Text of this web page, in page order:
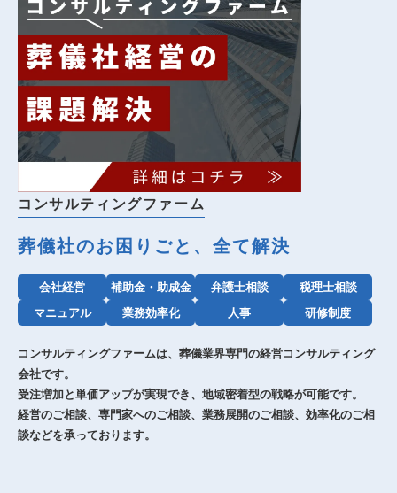
コンサルティングファーム
葬儀社のお困りごと、全て解決
会社経営 補助金・助成金 弁護士相談
税理士相談
マニュアル
業務効率化 人事 研修制度
コンサルティングファームは、葬儀業界専門の経営コンサルティング
会社です。
受注増加と単価アップが実現でき、地域密着型の戦略が可能です。
経営のご相談、専門家へのご相談、業務展開のご相談、効率化のご相
談などを承っております。